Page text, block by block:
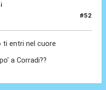
#52
ti entri nel cuore
a Corradi??